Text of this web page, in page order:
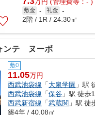
敷金 - 礼金 -
2階 / 1R / 24.30㎡
ンテ ヌーボ
敷0
11.05万円
西武池袋線 「大泉学園 」駅
西武池袋線 「保谷 」駅 徒歩
西武新宿線 「武蔵関 」駅 徒
築4年 / 40.08㎡